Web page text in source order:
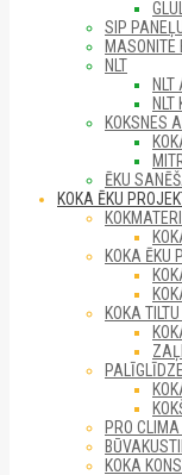
SIP
MASONITE
NLT
KOKSNES
ĒKU
KOKA ĒKU
KOKA ĒKU
KOKA
PRO
KOKA